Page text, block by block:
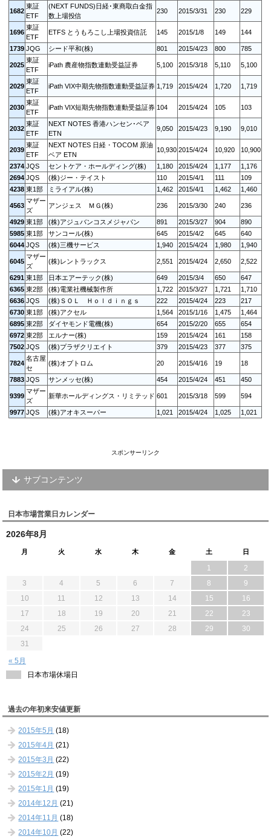
1682
東証
ETF
(NEXT FUNDS)日経･東商取白金指
数上場投信
230 2015/3/31 230 229
1696
東証
ETF
ETFS とうもろこし上場投資信託 145 2015/1/8 149 144
1739 JQG シード平和(株) 801 2015/4/23 800 785
2025
東証
ETF
iPath 農産物指数連動受益証券 5,100 2015/3/18 5,110 5,100
2029
東証
ETF
iPath VIX中期先物指数連動受益証券 1,719 2015/4/24 1,720 1,719
2030
東証
ETF
iPath VIX短期先物指数連動受益証券 104 2015/4/24 105 103
2032
東証
ETF
NEXT NOTES 香港ハンセン･ベア
ETN
9,050 2015/4/23 9,190 9,010
2039
東証
ETF
NEXT NOTES 日経・TOCOM 原油
ベア ETN
10,930 2015/4/24 10,920 10,900
2374 JQS セントケア・ホールディング(株) 1,180 2015/4/24 1,177
1,176
2694 JQS (株)ジー・テイスト 110 2015/4/1 111
109
4238 東1部 ミライアル(株) 1,462 2015/4/1 1,462 1,460
4563
マザー
ズ
アンジェス ＭＧ(株) 236 2015/3/30 240 236
4929 東1部 (株)アジュバンコスメジャパン 891 2015/3/27 904
890
5985 東1部 サンコール(株) 645 2015/4/2 645
640
6044 JQS (株)三機サービス 1,940 2015/4/24 1,980 1,940
6045
マザー
ズ
(株)レントラックス 2,551 2015/4/24 2,650 2,522
6291 東1部 日本エアーテック(株) 649 2015/3/4 650
647
6365 東2部 (株)電業社機械製作所 1,722 2015/3/27 1,721
1,710
6636 JQS (株)ＳＯＬ Ｈｏｌｄｉｎｇｓ 222 2015/4/24 223
217
6730 東1部 (株)アクセル 1,564 2015/1/16 1,475
1,464
6895 東2部 ダイヤモンド電機(株) 654 2015/2/20 655
654
6972 東2部 エルナー(株) 159 2015/4/24 161
158
7502 JQS (株)プラザクリエイト 379 2015/4/23 377 375
7824
名古屋
セ
(株)オプトロム 20 2015/4/16 19 18
7883 JQS サンメッセ(株) 454 2015/4/24 451 450
9399
マザー
ズ
新華ホールディングス・リミテッド 601 2015/3/18 599 594
9977 JQS (株)アオキスーパー 1,021 2015/4/24 1,025 1,021
スポンサーリンク
サブコンテンツ
日本市場営業日カレンダー
2026年8月
月 火 水 木 金 土 日
« 5月
1
2
3
4 5 6 7 8
9
10
11 12 13 14 15
16
17
18 19 20 21 22
23
24
25 26 27 28 29
30
31
日本市場休場日
過去の年初来安値更新
2015年5月 (18)
2015年4月 (21)
2015年3月 (22)
2015年2月 (19)
2015年1月 (19)
2014年12月 (21)
2014年11月 (18)
2014年10月 (22)